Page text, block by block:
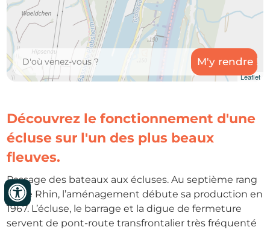
Leaflet
Découvrez le fonctionnement d'une
écluse sur l'un des plus beaux
fleuves.
Passage des bateaux aux écluses. Au septième rang
sur le Rhin, l’aménagement débute sa production en
1967. L’écluse, le barrage et la digue de fermeture
servent de pont-route transfrontalier très fréquenté